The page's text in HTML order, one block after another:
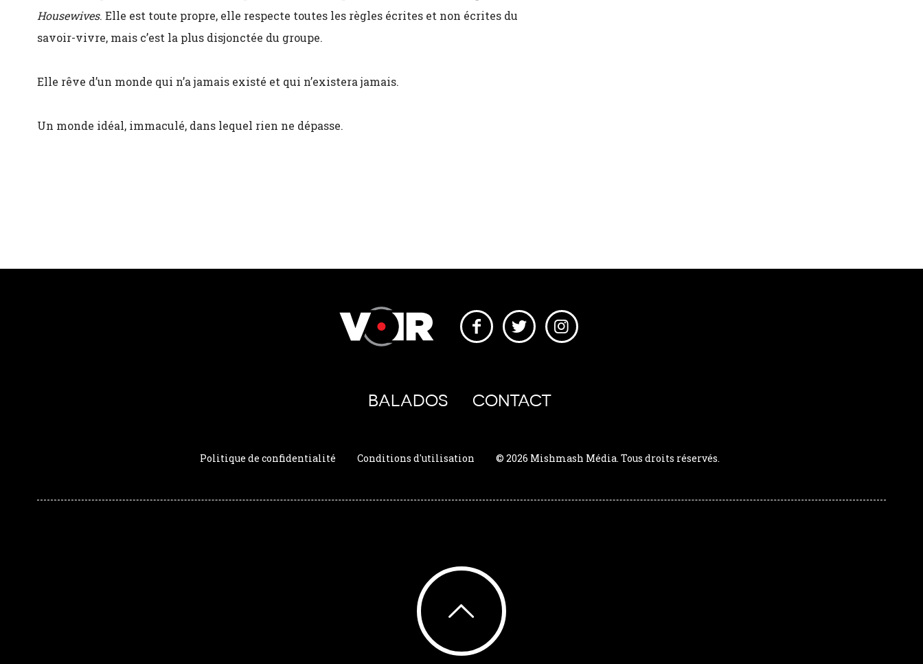
Housewives. Elle est toute propre, elle respecte toutes les règles écrites et non écrites du
savoir-vivre, mais c’est la plus disjonctée du groupe.
Elle rêve d’un monde qui n’a jamais existé et qui n’existera jamais.
Un monde idéal, immaculé, dans lequel rien ne dépasse.
BALADOS CONTACT
Politique de confidentialité Conditions d'utilisation © 2026 Mishmash Média. Tous droits réservés.